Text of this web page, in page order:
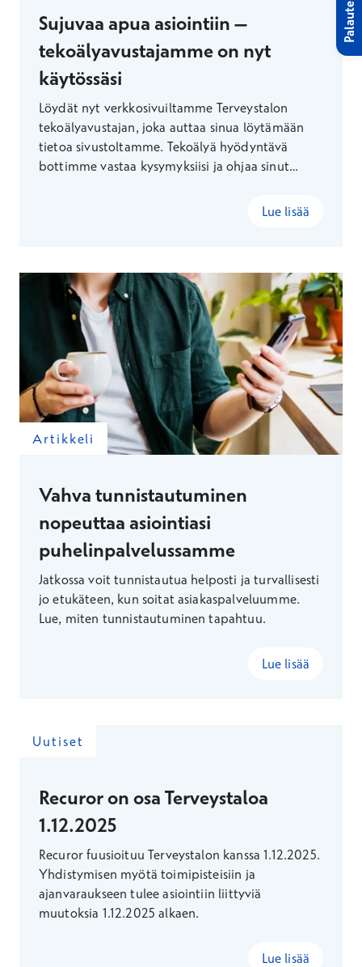
Sujuvaa apua asiointiin –
tekoälyavustajamme on nyt
käytössäsi
Löydät nyt verkkosivuiltamme Terveystalon
tekoälyavustajan, joka auttaa sinua löytämään
tietoa sivustoltamme. Tekoälyä hyödyntävä
bottimme vastaa kysymyksiisi ja ohjaa sinut
Lue lisää
Artikkeli
Vahva tunnistautuminen
nopeuttaa asiointiasi
puhelinpalvelussamme
Jatkossa voit tunnistautua helposti ja turvallisesti
jo etukäteen, kun soitat asiakaspalveluumme.
Lue, miten tunnistautuminen tapahtuu.
Lue lisää
Uutiset
Recuror on osa Terveystaloa
1.12.2025
Recuror fuusioituu Terveystalon kanssa 1.12.2025.
Yhdistymisen myötä toimipisteisiin ja
ajanvaraukseen tulee asiointiin liittyviä
muutoksia 1.12.2025 alkaen.
Lue lisää
Palaute